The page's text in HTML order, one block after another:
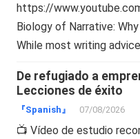
https://
Biology of Narrative:
While most writing
De refugiado a
Lecciones de éxito
『Spanish』 07/08/2026
📺 Vídeo de estudio